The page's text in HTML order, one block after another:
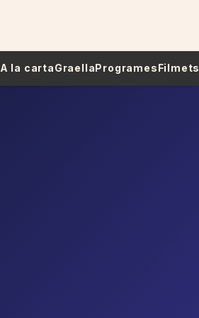
A la cartaGraellaProgramesFilmets